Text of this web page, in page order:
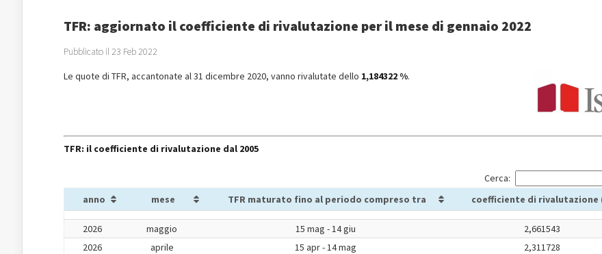
TFR: aggiornato il coefficiente di rivalutazione per il mese di gennaio 2022
Pubblicato il 23 Feb 2022
Le quote di TFR, accantonate al 31 dicembre 2020, vanno rivalutate dello 1,184322 %.
TFR: il coefficiente di rivalutazione dal 2005
Cerca:
anno
mese TFR maturato fino al periodo compreso tra coefficiente di rivalutazione
2026 maggio 15 mag - 14 giu
2,661543
2026
aprile 15 apr - 14 mag
2,311728